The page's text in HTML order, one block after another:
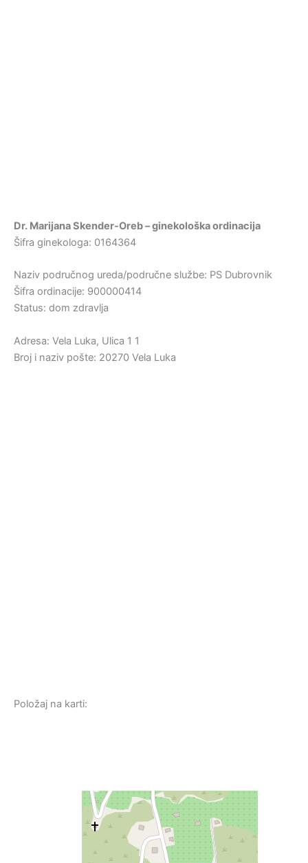
Dr. Marijana Skender-Oreb – ginekološka ordinacija
Šifra ginekologa: 0164364
Naziv područnog ureda/područne službe: PS Dubrovnik
Šifra ordinacije: 900000414
Status: dom zdravlja
Adresa: Vela Luka, Ulica 1 1
Broj i naziv pošte: 20270 Vela Luka
Položaj na karti: